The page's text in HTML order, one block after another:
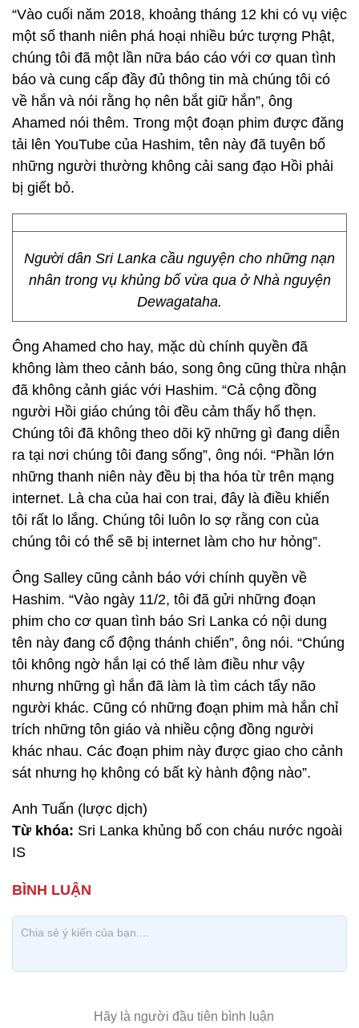
“Vào cuối năm 2018, khoảng tháng 12 khi có vụ việc
một số thanh niên phá hoại nhiều bức tượng Phật,
chúng tôi đã một lần nữa báo cáo với cơ quan tình
báo và cung cấp đầy đủ thông tin mà chúng tôi có
về hắn và nói rằng họ nên bắt giữ hắn”, ông
Ahamed nói thêm. Trong một đoạn phim được đăng
tải lên YouTube của Hashim, tên này đã tuyên bố
những người thường không cải sang đạo Hồi phải
bị giết bỏ.
Người dân Sri Lanka cầu nguyện cho những nạn
nhân trong vụ khủng bố vừa qua ở Nhà nguyện
Dewagataha.
Ông Ahamed cho hay, mặc dù chính quyền đã
không làm theo cảnh báo, song ông cũng thừa nhận
đã không cảnh giác với Hashim. “Cả cộng đồng
người Hồi giáo chúng tôi đều cảm thấy hổ thẹn.
Chúng tôi đã không theo dõi kỹ những gì đang diễn
ra tại nơi chúng tôi đang sống”, ông nói. “Phần lớn
những thanh niên này đều bị tha hóa từ trên mạng
internet. Là cha của hai con trai, đây là điều khiến
tôi rất lo lắng. Chúng tôi luôn lo sợ rằng con của
chúng tôi có thể sẽ bị internet làm cho hư hỏng”.
Ông Salley cũng cảnh báo với chính quyền về
Hashim. “Vào ngày 11/2, tôi đã gửi những đoạn
phim cho cơ quan tình báo Sri Lanka có nội dung
tên này đang cổ động thánh chiến”, ông nói. “Chúng
tôi không ngờ hắn lại có thể làm điều như vậy
nhưng những gì hắn đã làm là tìm cách tẩy não
người khác. Cũng có những đoạn phim mà hắn chỉ
trích những tôn giáo và nhiều cộng đồng người
khác nhau. Các đoạn phim này được giao cho cảnh
sát nhưng họ không có bất kỳ hành động nào”.
Anh Tuấn (lược dịch)
Từ khóa: Sri Lanka khủng bố con cháu nước ngoài
IS